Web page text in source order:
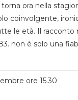
ora nella
coinvolgente,
le età. Il racconto
non è solo una
ore 15.30